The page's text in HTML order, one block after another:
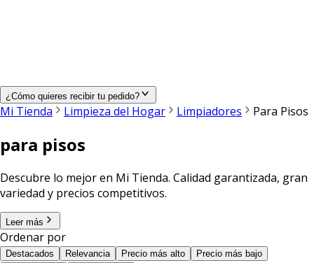
¿Cómo quieres recibir tu pedido?
Mi Tienda Limpieza del Hogar Limpiadores Para Pisos
para pisos
Descubre lo mejor en Mi Tienda. Calidad garantizada, gran
variedad y precios competitivos.
Leer más
Ordenar por
Destacados Relevancia Precio más alto
Precio más bajo